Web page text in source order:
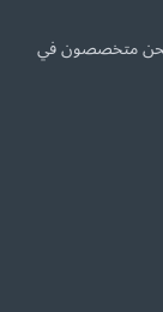
نحن متخصصون في